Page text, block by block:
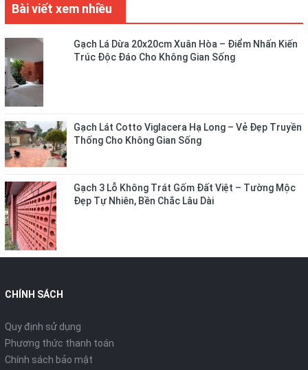
Bài viết xem nhiều
Gạch Lá Dừa 20x20cm Xuân Hòa – Điểm Nhấn Kiến
Trúc Độc Đáo Cho Không Gian Sống
Gạch Lát Cotto Viglacera Hạ Long – Vẻ Đẹp Truyền
Thống Cho Không Gian Sống
Gạch 3 Lỗ Không Trát Gốm Đất Việt – Tường Mộc
Đẹp Tự Nhiên, Bền Chắc Lâu Dài
CHÍNH SÁCH
Quy định sử dụng
Phương thức thanh toán
Chính sách bảo mật